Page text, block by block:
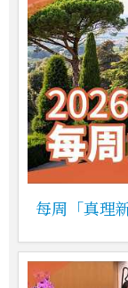
每周「真理